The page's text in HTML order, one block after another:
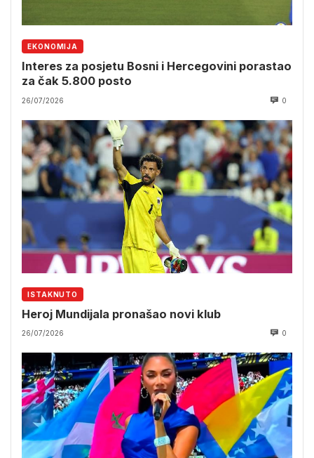
EKONOMIJA
Interes za posjetu Bosni i Hercegovini porastao
za čak 5.800 posto
26/07/2026 0
ISTAKNUTO
Heroj Mundijala pronašao novi klub
26/07/2026 0